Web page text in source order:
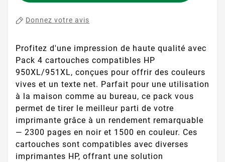
Donnez votre avis
Profitez d'une impression de haute qualité avec
Pack 4 cartouches compatibles HP
950XL/951XL, conçues pour offrir des couleurs
vives et un texte net. Parfait pour une utilisation
à la maison comme au bureau, ce pack vous
permet de tirer le meilleur parti de votre
imprimante grâce à un rendement remarquable
— 2300 pages en noir et 1500 en couleur. Ces
cartouches sont compatibles avec diverses
imprimantes HP, offrant une solution